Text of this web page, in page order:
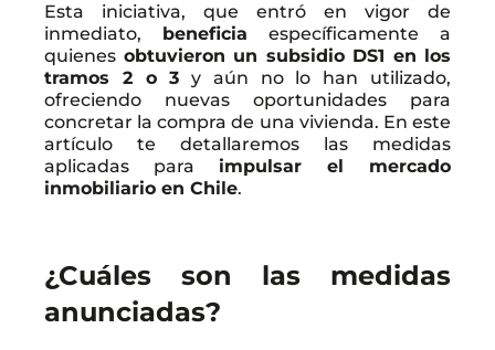
Esta iniciativa, que entró en vigor de
inmediato, beneficia específicamente a
quienes obtuvieron un subsidio DS1 en los
tramos 2 o 3 y aún no lo han utilizado,
ofreciendo nuevas oportunidades para
concretar la compra de una vivienda. En este
artículo te detallaremos las medidas
aplicadas para impulsar el mercado
inmobiliario en Chile.
¿Cuáles son las medidas
anunciadas?